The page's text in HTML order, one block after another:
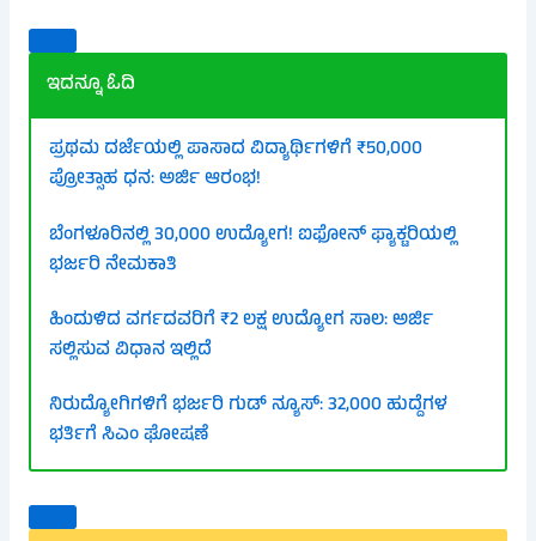
ಇದನ್ನೂ ಓದಿ
ಪ್ರಥಮ ದರ್ಜೆಯಲ್ಲಿ ಪಾಸಾದ ವಿದ್ಯಾರ್ಥಿಗಳಿಗೆ ₹50,000
ಪ್ರೋತ್ಸಾಹ ಧನ: ಅರ್ಜಿ ಆರಂಭ!
ಬೆಂಗಳೂರಿನಲ್ಲಿ 30,000 ಉದ್ಯೋಗ! ಐಫೋನ್ ಫ್ಯಾಕ್ಟರಿಯಲ್ಲಿ
ಭರ್ಜರಿ ನೇಮಕಾತಿ
ಹಿಂದುಳಿದ ವರ್ಗದವರಿಗೆ ₹2 ಲಕ್ಷ ಉದ್ಯೋಗ ಸಾಲ: ಅರ್ಜಿ
ಸಲ್ಲಿಸುವ ವಿಧಾನ ಇಲ್ಲಿದೆ
ನಿರುದ್ಯೋಗಿಗಳಿಗೆ ಭರ್ಜರಿ ಗುಡ್ ನ್ಯೂಸ್: 32,000 ಹುದ್ದೆಗಳ
ಭರ್ತಿಗೆ ಸಿಎಂ ಘೋಷಣೆ